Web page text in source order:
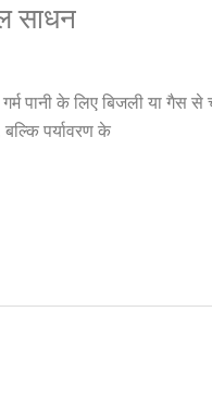
साधन
गर्म पानी के लिए बिजली या
पर्यावरण के